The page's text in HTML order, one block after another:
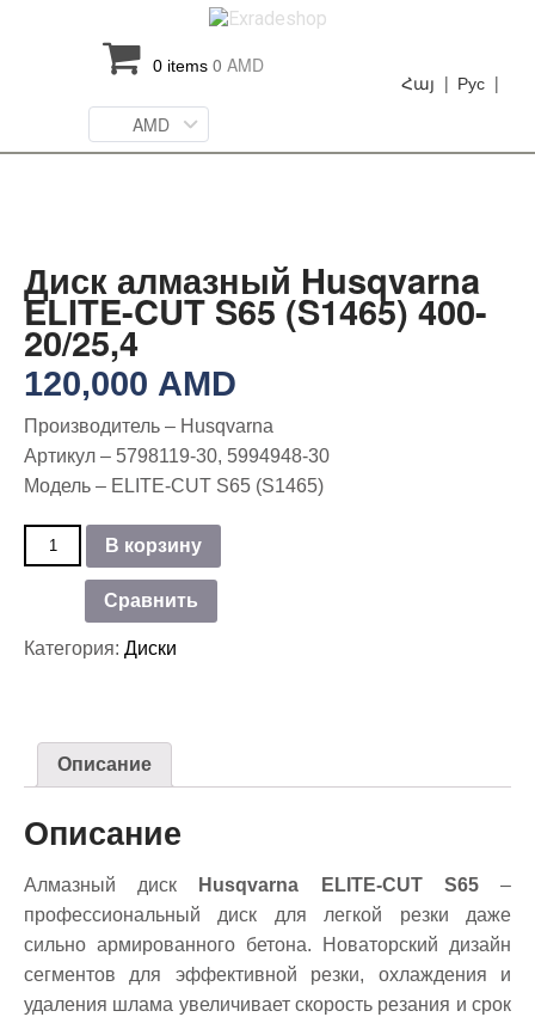
0 items 0 AMD
Рус |
Հայ |
AMD
Диск алмазный Husqvarna
ELITE-CUT S65 (S1465) 400-
20/25,4
120,000 AMD
Производитель – Husqvarna
Артикул – 5798119-30, 5994948-30
Модель – ELITE-CUT S65 (S1465)
Количество
алмазный
ELITE-
400-
20/25,4
В корзину
Сравнить
Категория: Диски
Описание
Описание
Алмазный диск Husqvarna ELITE-CUT S65–
профессиональный диск для легкой резки даже
сильно армированного бетона. Новаторский дизайн
сегментов для эффективной резки, охлаждения и
удаления шлама увеличивает скорость резания и срок